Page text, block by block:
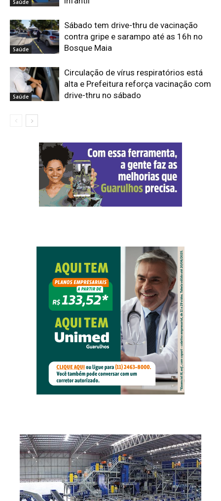
Saúde
Saúde
Sábado tem drive-thru de vacinação
contra gripe e sarampo até as 16h no
Bosque Maia
Saúde
Circulação de vírus respiratórios está
alta e Prefeitura reforça vacinação com
drive-thru no sábado